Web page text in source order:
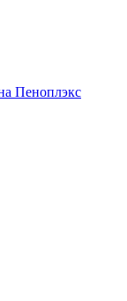
Пеноплэкс